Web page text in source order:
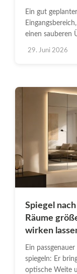
Ein gut
einen sauberen
29. Juni 2026
Spiegel
Räume
wirken
Ein
spiegeln: Er
optische Weite